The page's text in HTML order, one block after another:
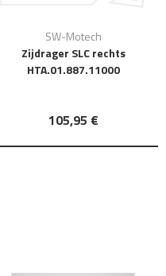
SW-Motech
Zijdrager SLC rechts
HTA.01.887.11000
105,95 €